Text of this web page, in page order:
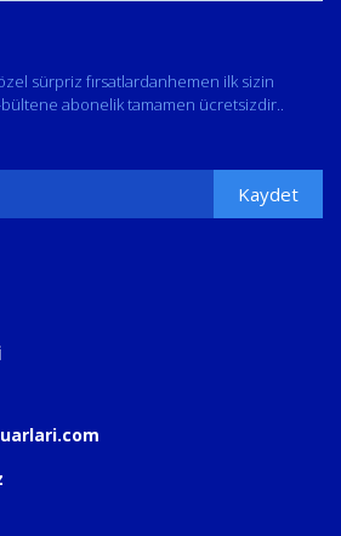
sürpriz fırsatlardanhemen ilk sizin
abonelik tamamen ücretsizdir..
Kaydet